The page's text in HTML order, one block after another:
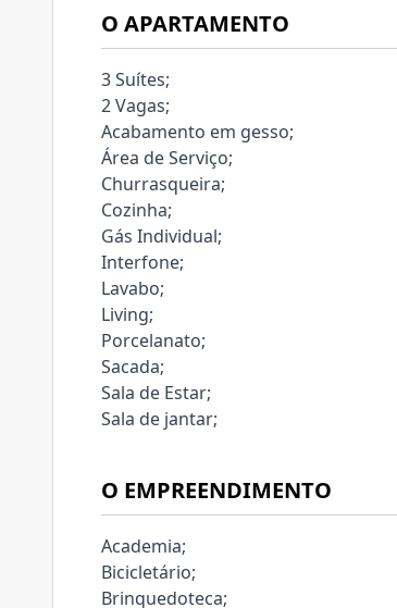
O APARTAMENTO
3 Suítes;
2 Vagas;
Acabamento em gesso;
Área de Serviço;
Churrasqueira;
Cozinha;
Gás Individual;
Interfone;
Lavabo;
Living;
Porcelanato;
Sacada;
Sala de Estar;
Sala de jantar;
O EMPREENDIMENTO
Academia;
Bicicletário;
Brinquedoteca;